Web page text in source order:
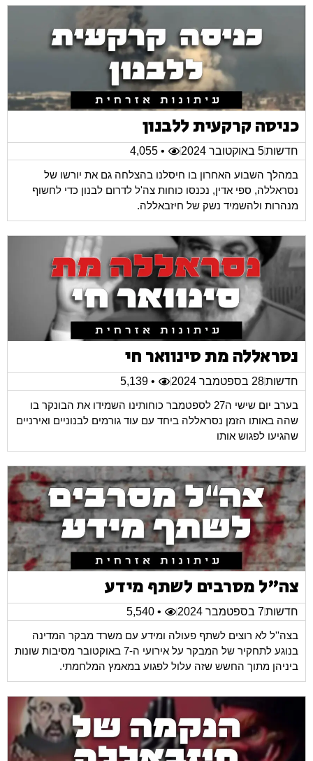
כניסה קרקעית ללבנון
חדשות5 באוקטובר 2024
• 4,055
במהלך השבוע האחרון בו חיסלנו בהצלחה גם את יורשו של
נסראללה, ספי אדין, נכנסו כוחות צה'ל לדרום לבנון כדי לחשוף
מנהרות ולהשמיד נשק של חיזבאללה.
נסראללה מת סינוואר חי
חדשות28 בספטמבר 2024
• 5,139
בערב יום שישי ה27 לספטמבר כוחותינו השמידו את הבונקר בו
שהה באותו הזמן נסראללה ביחד עם עוד גורמים לבנוניים ואירניים
שהגיעו לפגוש אותו
צה"ל מסרבים לשתף מידע
חדשות7 בספטמבר 2024
• 5,540
בצה''ל לא רוצים לשתף פעולה ומידע עם משרד מבקר המדינה
בנוגע לתחקיר של המבקר על אירועי ה-7 באוקטובר מסיבות שונות
ביניהן מתוך החשש שזה עלול לפגוע במאמץ המלחמתי.